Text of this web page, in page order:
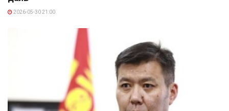
2026-05-30 21:00